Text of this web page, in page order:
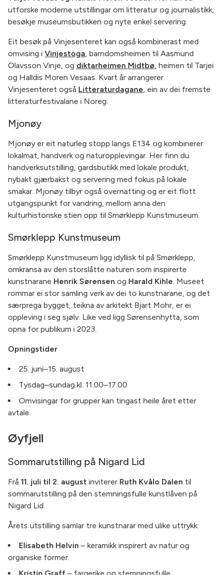
utforske moderne utstillingar om litteratur og journalistikk,
besøkje museumsbutikken og nyte enkel servering.
Eit besøk på Vinjesenteret kan også kombinerast med
omvising i Vinjestoga, barndomsheimen til Aasmund
Olavsson Vinje, og diktarheimen Midtbø, heimen til Tarjei
og Halldis Moren Vesaas. Kvart år arrangerer
Vinjesenteret også Litteraturdagane, ein av dei fremste
litteraturfestivalane i Noreg.
Mjonøy
Mjonøy er eit naturleg stopp langs E134 og kombinerer
lokalmat, handverk og naturopplevingar. Her finn du
handverksutstilling, gardsbutikk med lokale produkt,
nybakt gjærbakst og servering med fokus på lokale
smakar. Mjonøy tilbyr også overnatting og er eit flott
utgangspunkt for vandring, mellom anna den
kulturhistoriske stien opp til Smørklepp Kunstmuseum.
Smørklepp Kunstmuseum
Smørklepp Kunstmuseum ligg idyllisk til på Smørklepp,
omkransa av den storslåtte naturen som inspirerte
kunstnarane Henrik Sørensen og Harald Kihle. Museet
rommar ei stor samling verk av dei to kunstnarane, og det
særprega bygget, teikna av arkitekt Bjart Mohr, er ei
oppleving i seg sjølv. Like ved ligg Sørensenhytta, som
opna for publikum i 2023.
Opningstider
25. juni–15. august
Tysdag–sundag kl. 11.00–17.00
Omvisingar for grupper kan tingast heile året etter
avtale.
Øyfjell
Sommarutstilling på Nigard Lid
Frå 11. juli til 2. august inviterer Ruth Kvålo Dalen til
sommarutstilling på den stemningsfulle kunstlåven på
Nigard Lid.
Årets utstilling samlar tre kunstnarar med ulike uttrykk:
Elisabeth Helvin – keramikk inspirert av natur og
organiske former.